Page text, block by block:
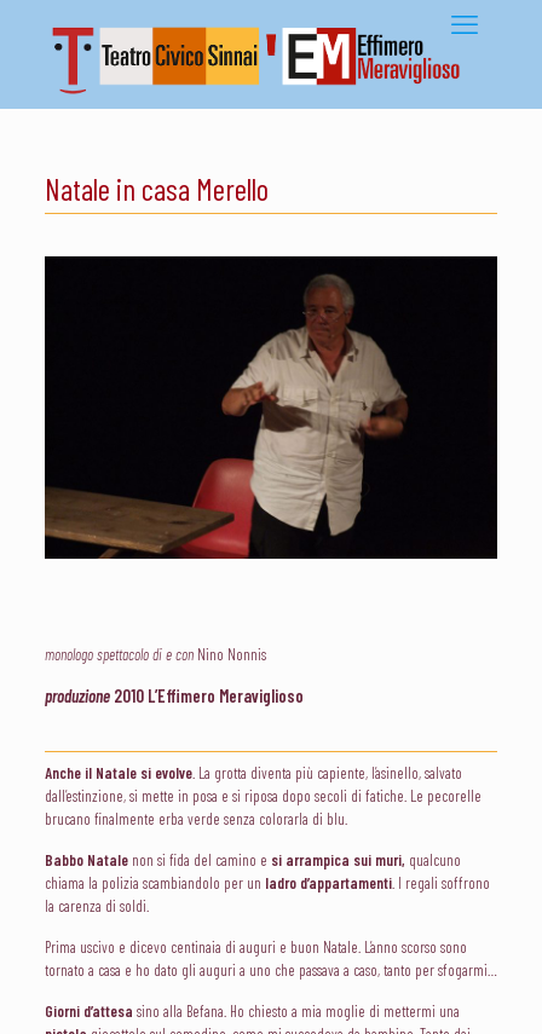
Natale in casa Merello
monologo spettacolo di e conNino Nonnis
produzione2010 L’Effimero Meraviglioso
Anche il Natale si evolve. La grotta diventa più capiente, l’asinello, salvato
dall’estinzione, si mette in posa e si riposa dopo secoli di fatiche. Le pecorelle
brucano finalmente erba verde senza colorarla di blu.
Babbo Natalenon si fida del camino e si arrampica sui muri, qualcuno
chiama la polizia scambiandolo per un ladro d’appartamenti. I regali soffrono
la carenza di soldi.
Prima uscivo e dicevo centinaia di auguri e buon Natale. L’anno scorso sono
tornato a casa e ho dato gli auguri a uno che passava a caso, tanto per sfogarmi…
Giorni d’attesa sino alla Befana. Ho chiesto a mia moglie di mettermi una